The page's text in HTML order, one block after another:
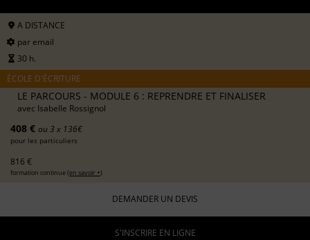
A DISTANCE
par email
30 h.
ÉCOLE D'ÉCRITURE
LE PARCOURS - MODULE 6 : REPRENDRE ET FINALISER
avec Isabelle Rossignol
408 € ou 3 x 136€
pour les particuliers
816 €
formation continue (en savoir +)
DEMANDER UN DEVIS
S'INSCRIRE EN LIGNE